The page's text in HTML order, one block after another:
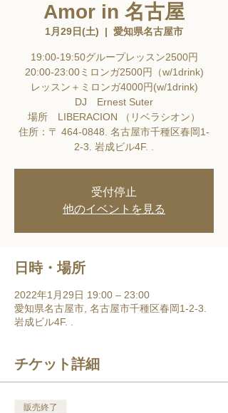
Amor in 名古屋
1月29日(土)
  |
愛知県名古屋市
19:00-19:50グループレッスン2500円
20:00-23:00ミロンガ2500円（w/1drink)
レッスン＋ミロンガ4000円(w/1drink)
DJ Ernest Suter
場所 LIBERACION （リベラシオン）
住所：〒 464-0848. 名古屋市千種区春岡1-
2-3. ​岩成ビル4F. ​.
受付停止
他のイベントを見る
日時・場所
2022年1月29日 19:00 – 23:00
愛知県名古屋市, 名古屋市千種区春岡1-2-3. ​
岩成ビル4F. ​.
チケット詳細
販売終了